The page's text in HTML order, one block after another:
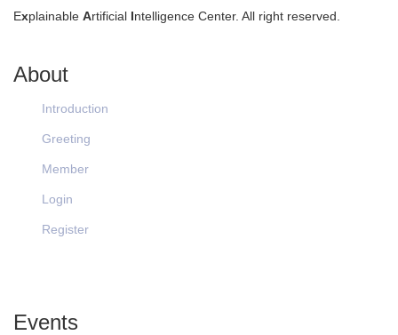
Explainable Artificial Intelligence Center. All right reserved.
About
Introduction
Greeting
Member
Login
Register
Events